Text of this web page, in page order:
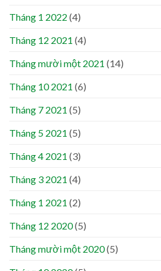
Tháng 1 2022 (4)
Tháng 12 2021 (4)
Tháng mười một 2021 (14)
Tháng 10 2021 (6)
Tháng 7 2021 (5)
Tháng 5 2021 (5)
Tháng 4 2021 (3)
Tháng 3 2021 (4)
Tháng 1 2021 (2)
Tháng 12 2020(5)
Tháng mười một 2020(5)